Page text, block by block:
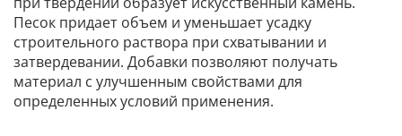
Песок придает объем и уменьшает усадку
строительного раствора при схватывании и
затвердевании. Добавки позволяют получать
материал с улучшенным свойствами для
определенных условий применения.